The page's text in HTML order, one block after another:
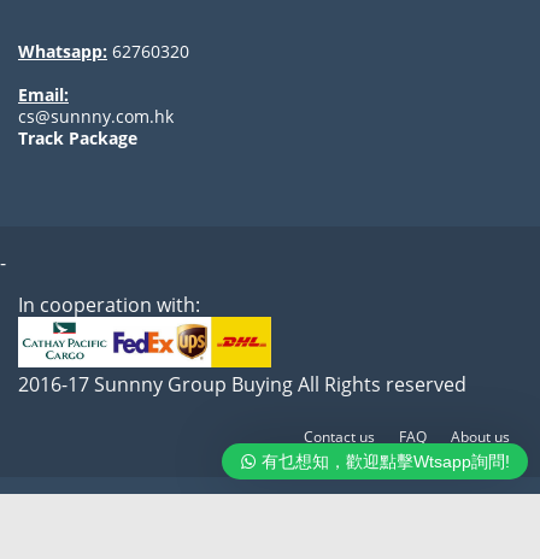
有乜想知，歡迎點擊Wtsapp詢問!
Whatsapp: 62760320
Email:
cs@sunnny.com.hk
Track Package
-
In cooperation with:
2016-17 Sunnny Group Buying All Rights reserved
Contact us FAQ About us